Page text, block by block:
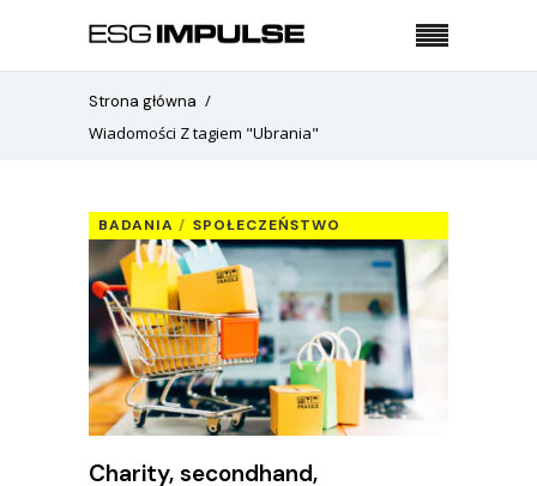
Strona główna
Wiadomości Z tagiem "Ubrania"
BADANIA SPOŁECZEŃSTWO
Charity, secondhand,